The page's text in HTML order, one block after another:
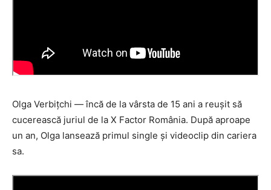
Olga Verbițchi — încă de la vârsta de 15 ani a reușit să
cucerească juriul de la X Factor România. După aproape
un an, Olga lansează primul single și videoclip din cariera
sa.